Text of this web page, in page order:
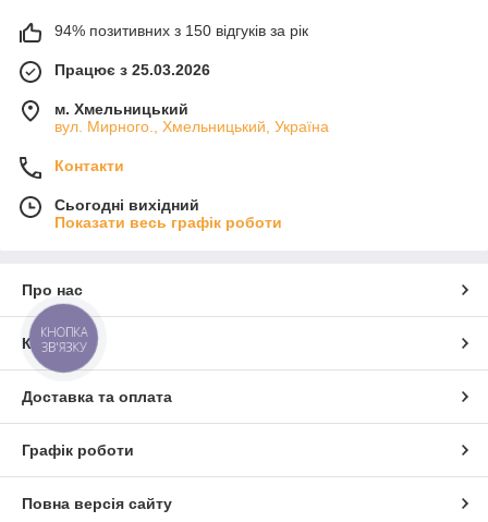
94% позитивних з 150 відгуків за рік
Працює з 25.03.2026
м. Хмельницький
вул. Мирного., Хмельницький, Україна
Контакти
Сьогодні вихідний
Показати весь графік роботи
Про нас
Контакти
Доставка та оплата
Графік роботи
Повна версія сайту
КНОПКА
ЗВ'ЯЗКУ